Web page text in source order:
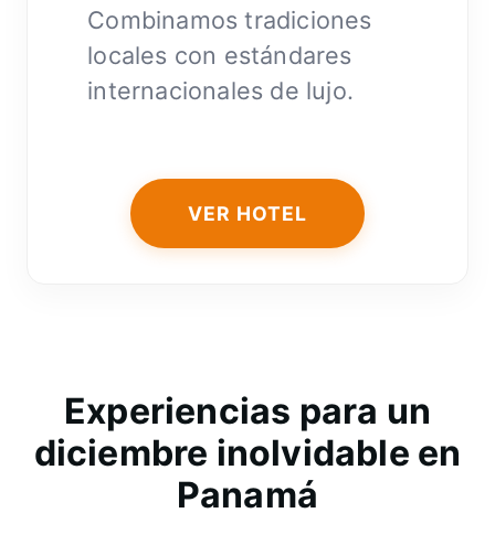
Combinamos tradiciones
locales con estándares
internacionales de lujo.
VER HOTEL
Experiencias para un
diciembre inolvidable en
Panamá